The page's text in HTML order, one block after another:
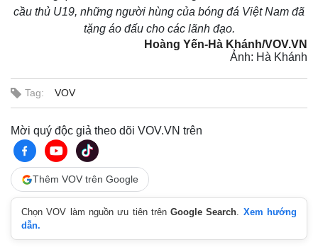
Chứng khoán
Giá cà phê
cầu thủ U19, những người hùng của bóng đá Việt Nam đã
tặng áo đấu cho các lãnh đạo.
Hoàng Yến-Hà Khánh/VOV.VN
Ảnh: Hà Khánh
Tag: VOV
Mời quý độc giả theo dõi VOV.VN trên
Thêm VOV trên Google
Chọn VOV làm nguồn ưu tiên trênGoogle Search. Xem hướng
dẫn.